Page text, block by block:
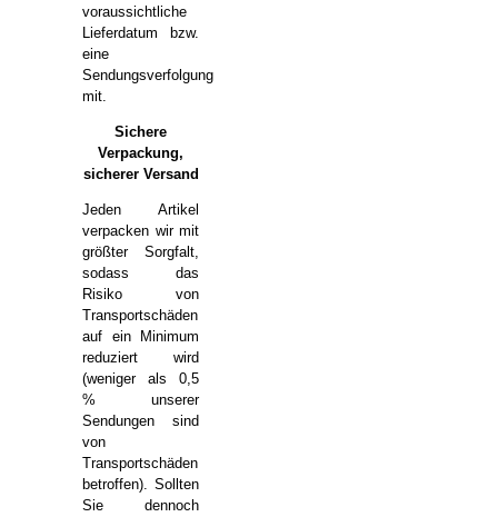
voraussichtliche
Lieferdatum bzw.
eine
Sendungsverfolgung
mit.
Sichere
Verpackung,
sicherer Versand
Jeden Artikel
verpacken wir mit
größter Sorgfalt,
sodass das
Risiko von
Transportschäden
auf ein Minimum
reduziert wird
(weniger als 0,5
% unserer
Sendungen sind
von
Transportschäden
betroffen). Sollten
Sie dennoch